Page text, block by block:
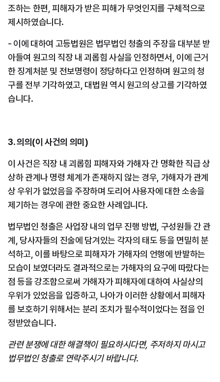
조하는 한편, 피해자가 받은 피해가 무엇인지를 구체적으로
제시하였습니다.
- 이에 대하여 고등법원은 법무법인 청출의 주장을 대부분 받
아들여 원고의 직장 내 괴롭힘 사실을 인정하면서, 이에 근거
한 징계처분 및 전보명령이 정당하다고 인정하며 원고의 청
구를 전부 기각하였고, 대법원 역시 원고의 상고를 기각하였
습니다.
3. 의의(이 사건의 의미)
이 사건은 직장 내 괴롭힘 피해자와 가해자 간 명확한 직급 상
상하 관계나 명령 체계가 존재하지 않는 경우, 가해자가 관계
상 우위가 없었음을 주장하며 도리어 사용자에 대한 소송을
제기하는 경우에 관한 중요한 사례입니다.
법무법인 청출은 사업장 내의 업무 진행 방법, 구성원들 간 관
계, 당사자들의 진술에 담겨있는 각자의 태도 등을 면밀히 분
석하고, 이를 바탕으로 피해자가 가해자의 언행에 반발하는
모습이 보였더라도 결과적으로는 가해자의 요구에 따랐다는
점 등을 강조함으로써 가해자가 피해자에 대하여 사실상의
우위가 있었음을 입증하고, 나아가 이러한 상황에서 피해자
를 보호하기 위해서는 분리 조치가 필수적이었다는 점을 인
정받았습니다.
관련 분쟁에 대한 해결책이 필요하시다면, 주저하지 마시고
법무법인 청출로 연락주시기 바랍니다.